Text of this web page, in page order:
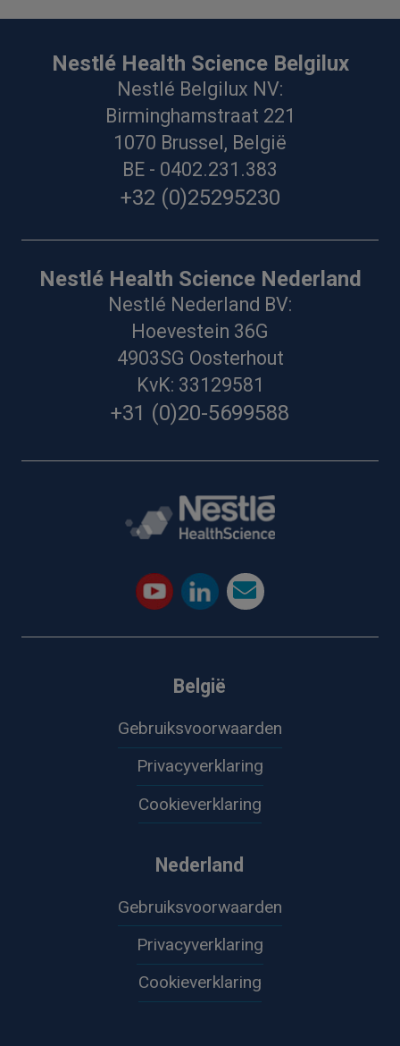
Nestlé Health Science Belgilux
Nestlé Belgilux NV:
Birminghamstraat 221
1070 Brussel, België
BE - 0402.231.383
+32 (0)25295230
Nestlé Health Science Nederland
Nestlé Nederland BV:
Hoevestein 36G
4903SG Oosterhout
KvK: 33129581
+31 (0)20-5699588
België
Gebruiksvoorwaarden
Privacyverklaring
Cookieverklaring
Nederland
Gebruiksvoorwaarden
Privacyverklaring
Cookieverklaring